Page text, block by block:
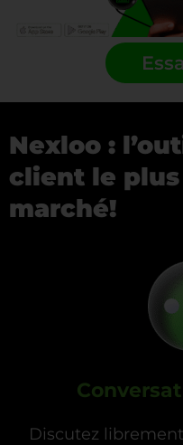
Nexloo :
client le
marché!
Discutez